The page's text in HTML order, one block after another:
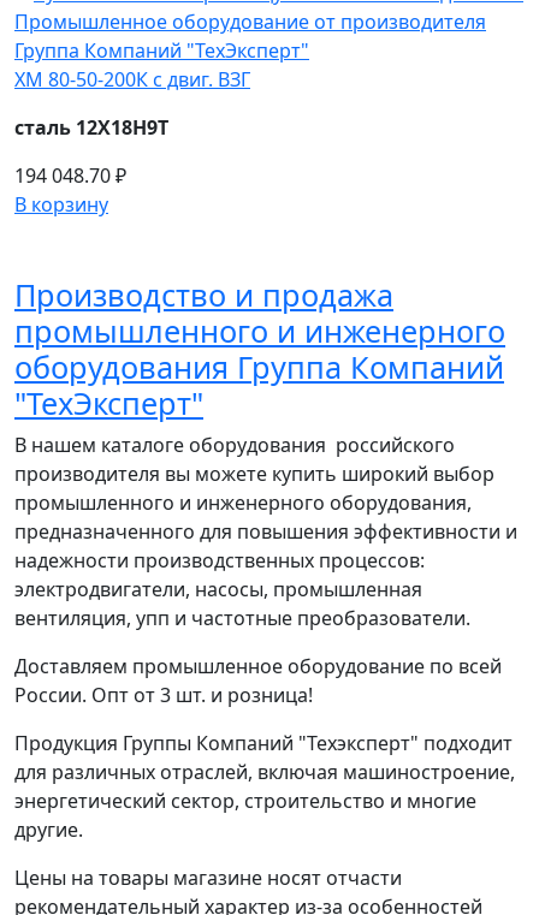
ХМ 80-50-200К с двиг. ВЗГ
сталь 12Х18Н9Т
194 048.70 ₽
В корзину
Производство и продажа
промышленного и инженерного
оборудования Группа Компаний
"ТехЭксперт"
В нашем каталоге оборудования российского
производителя вы можете купить широкий выбор
промышленного и инженерного оборудования,
предназначенного для повышения эффективности и
надежности производственных процессов:
электродвигатели, насосы, промышленная
вентиляция, упп и частотные преобразователи.
Доставляем промышленное оборудование по всей
России. Опт от 3 шт. и розница!
Продукция Группы Компаний "Техэксперт" подходит
для различных отраслей, включая машиностроение,
энергетический сектор, строительство и многие
другие.
Цены на товары магазине носят отчасти
рекомендательный характер из-за особенностей